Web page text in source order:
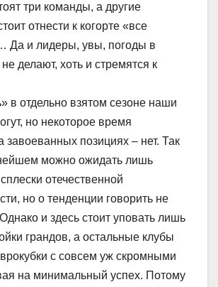
три команды, а другие
отнести к когорте «все
Да и лидеры, увы, погоды в
делают, хоть и стремятся к
в отдельно взятом сезоне наши
но некоторое время
завоеванных позициях – нет. Так
можно ожидать лишь
отечественной
но о тенденции говорить не
и здесь стоит уповать лишь
грандов, а остальные клубы
с совсем уж скромными
на минимальный успех. Потому